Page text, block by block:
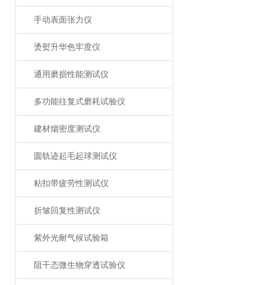
手动表面张力仪
烫熨升华色牢度仪
通用磨损性能测试仪
多功能往复式磨耗试验仪
建材烟密度测试仪
圆轨迹起毛起球测试仪
粘扣带疲劳性测试仪
折皱回复性测试仪
紫外光耐气候试验箱
阻干态微生物穿透试验仪